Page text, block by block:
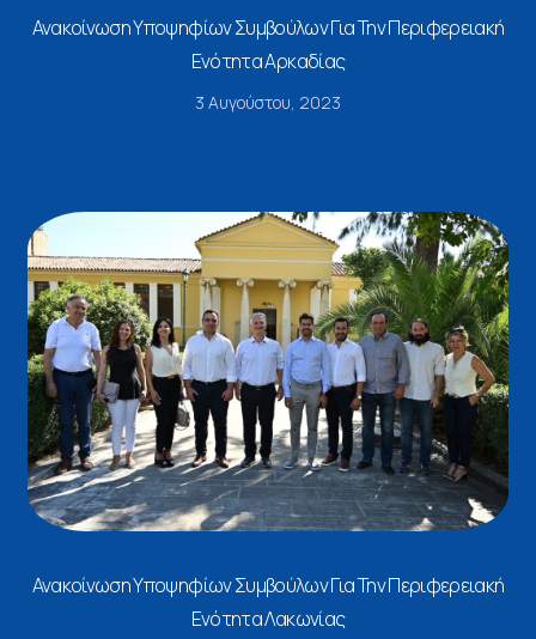
Ανακοίνωση Υποψηφίων Συμβούλων Για Την Περιφερειακή
Ενότητα Αρκαδίας
3 Αυγούστου, 2023
Ανακοίνωση Υποψηφίων Συμβούλων Για Την Περιφερειακή
Ενότητα Λακωνίας